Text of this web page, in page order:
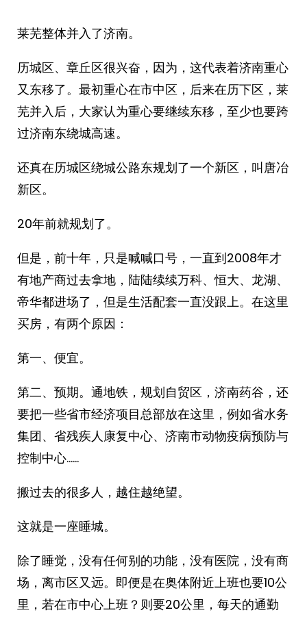
莱芜整体并入了济南。
历城区、章丘区很兴奋，因为，这代表着济南重心
又东移了。最初重心在市中区，后来在历下区，莱
芜并入后，大家认为重心要继续东移，至少也要跨
过济南东绕城高速。
还真在历城区绕城公路东规划了一个新区，叫唐冶
新区。
20年前就规划了。
但是，前十年，只是喊喊口号，一直到2008年才
有地产商过去拿地，陆陆续续万科、恒大、龙湖、
帝华都进场了，但是生活配套一直没跟上。在这里
买房，有两个原因：
第一、便宜。
第二、预期。通地铁，规划自贸区，济南药谷，还
要把一些省市经济项目总部放在这里，例如省水务
集团、省残疾人康复中心、济南市动物疫病预防与
控制中心……
搬过去的很多人，越住越绝望。
这就是一座睡城。
除了睡觉，没有任何别的功能，没有医院，没有商
场，离市区又远。即便是在奥体附近上班也要10公
里，若在市中心上班？则要20公里，每天的通勤